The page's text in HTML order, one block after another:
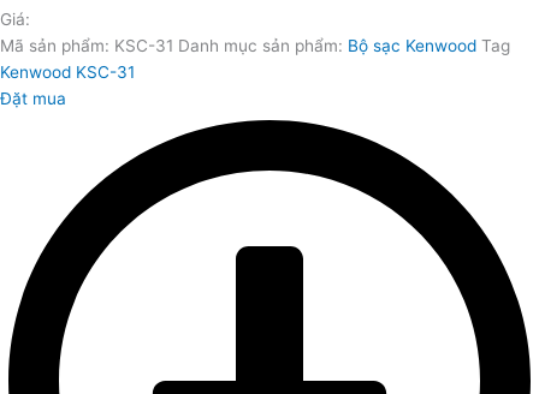
Giá:
Mã sản phẩm: KSC-31 Danh mục sản phẩm: Bộ sạc Kenwood Tag
Kenwood KSC-31
Đặt mua